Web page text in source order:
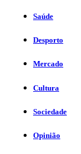
Saúde
Desporto
Mercado
Cultura
Sociedade
Opinião